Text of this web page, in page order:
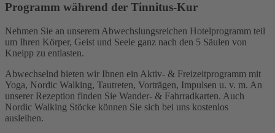
Programm während der Tinnitus-Kur
Nehmen Sie an unserem Abwechslungsreichen Hotelprogramm teil
um Ihren Körper, Geist und Seele ganz nach den 5 Säulen von
Kneipp zu entlasten.
Abwechselnd bieten wir Ihnen ein Aktiv- & Freizeitprogramm mit
Yoga, Nordic Walking, Tautreten, Vorträgen, Impulsen u. v. m. An
unserer Rezeption finden Sie Wander- & Fahrradkarten. Auch
Nordic Walking Stöcke können Sie sich bei uns kostenlos
ausleihen.